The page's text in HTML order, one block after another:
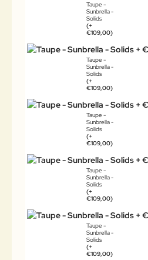
Taupe -
Sunbrella -
Solids
(+
€109,00)
Taupe -
Sunbrella -
Solids
(+
€109,00)
Taupe -
Sunbrella -
Solids
(+
€109,00)
Taupe -
Sunbrella -
Solids
(+
€109,00)
Taupe -
Sunbrella -
Solids
(+
€109,00)